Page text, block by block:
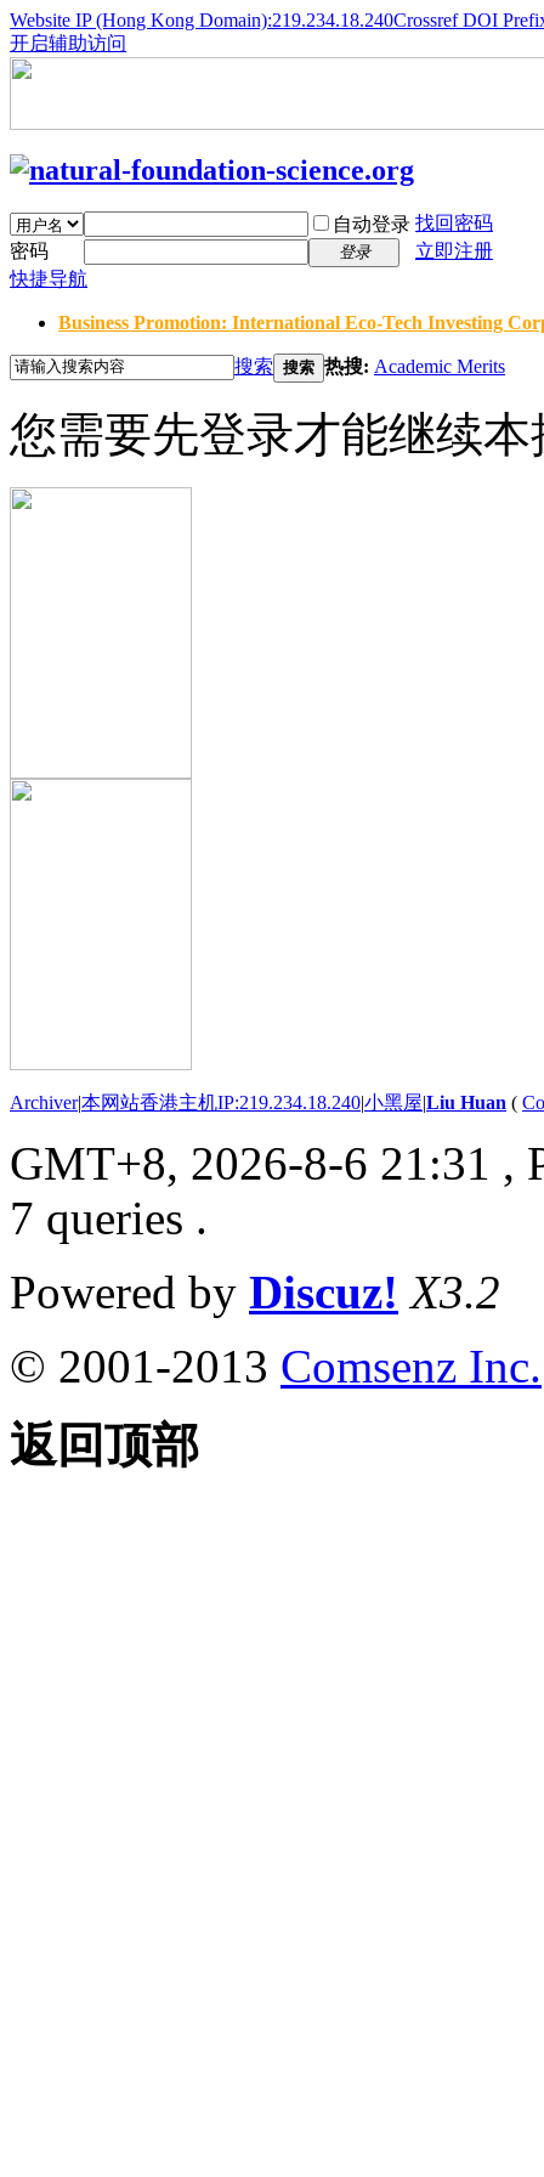
Website IP (Hong Kong Domain):219.234.18.240Crossref DOI
开启辅助访问
自动登录 找回密码
密码
登录
立即注册
快捷导航
Business Promotion: International Eco-Tech Investing
搜索 搜索 热搜: Academic Merits
您需要先登录才能继续本
Archiver|本网站香港主机IP:219.234.18.240|小黑屋|Liu Huan (
GMT+8, 2026-8-6 21:31 ,
7 queries .
Powered by Discuz! X3.2
© 2001-2013 Comsenz Inc.
返回顶部